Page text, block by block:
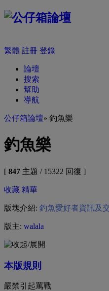
繁體 註冊 登錄
論壇
搜索
幫助
導航
公仔箱論壇» 釣魚樂
釣魚樂
[ 847 主題 / 15322 回復 ]
收藏 精華
版塊介紹: 釣魚愛好者資訊及
版主: walala
本版規則
嚴禁引起罵戰